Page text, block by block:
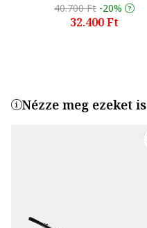
40.700 Ft -20%
32.400 Ft
Nézze meg ezeket is